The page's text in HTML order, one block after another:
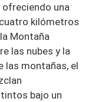
ofreciendo una
kilómetros
Montaña
las nubes y la
las montañas, el
bajo un